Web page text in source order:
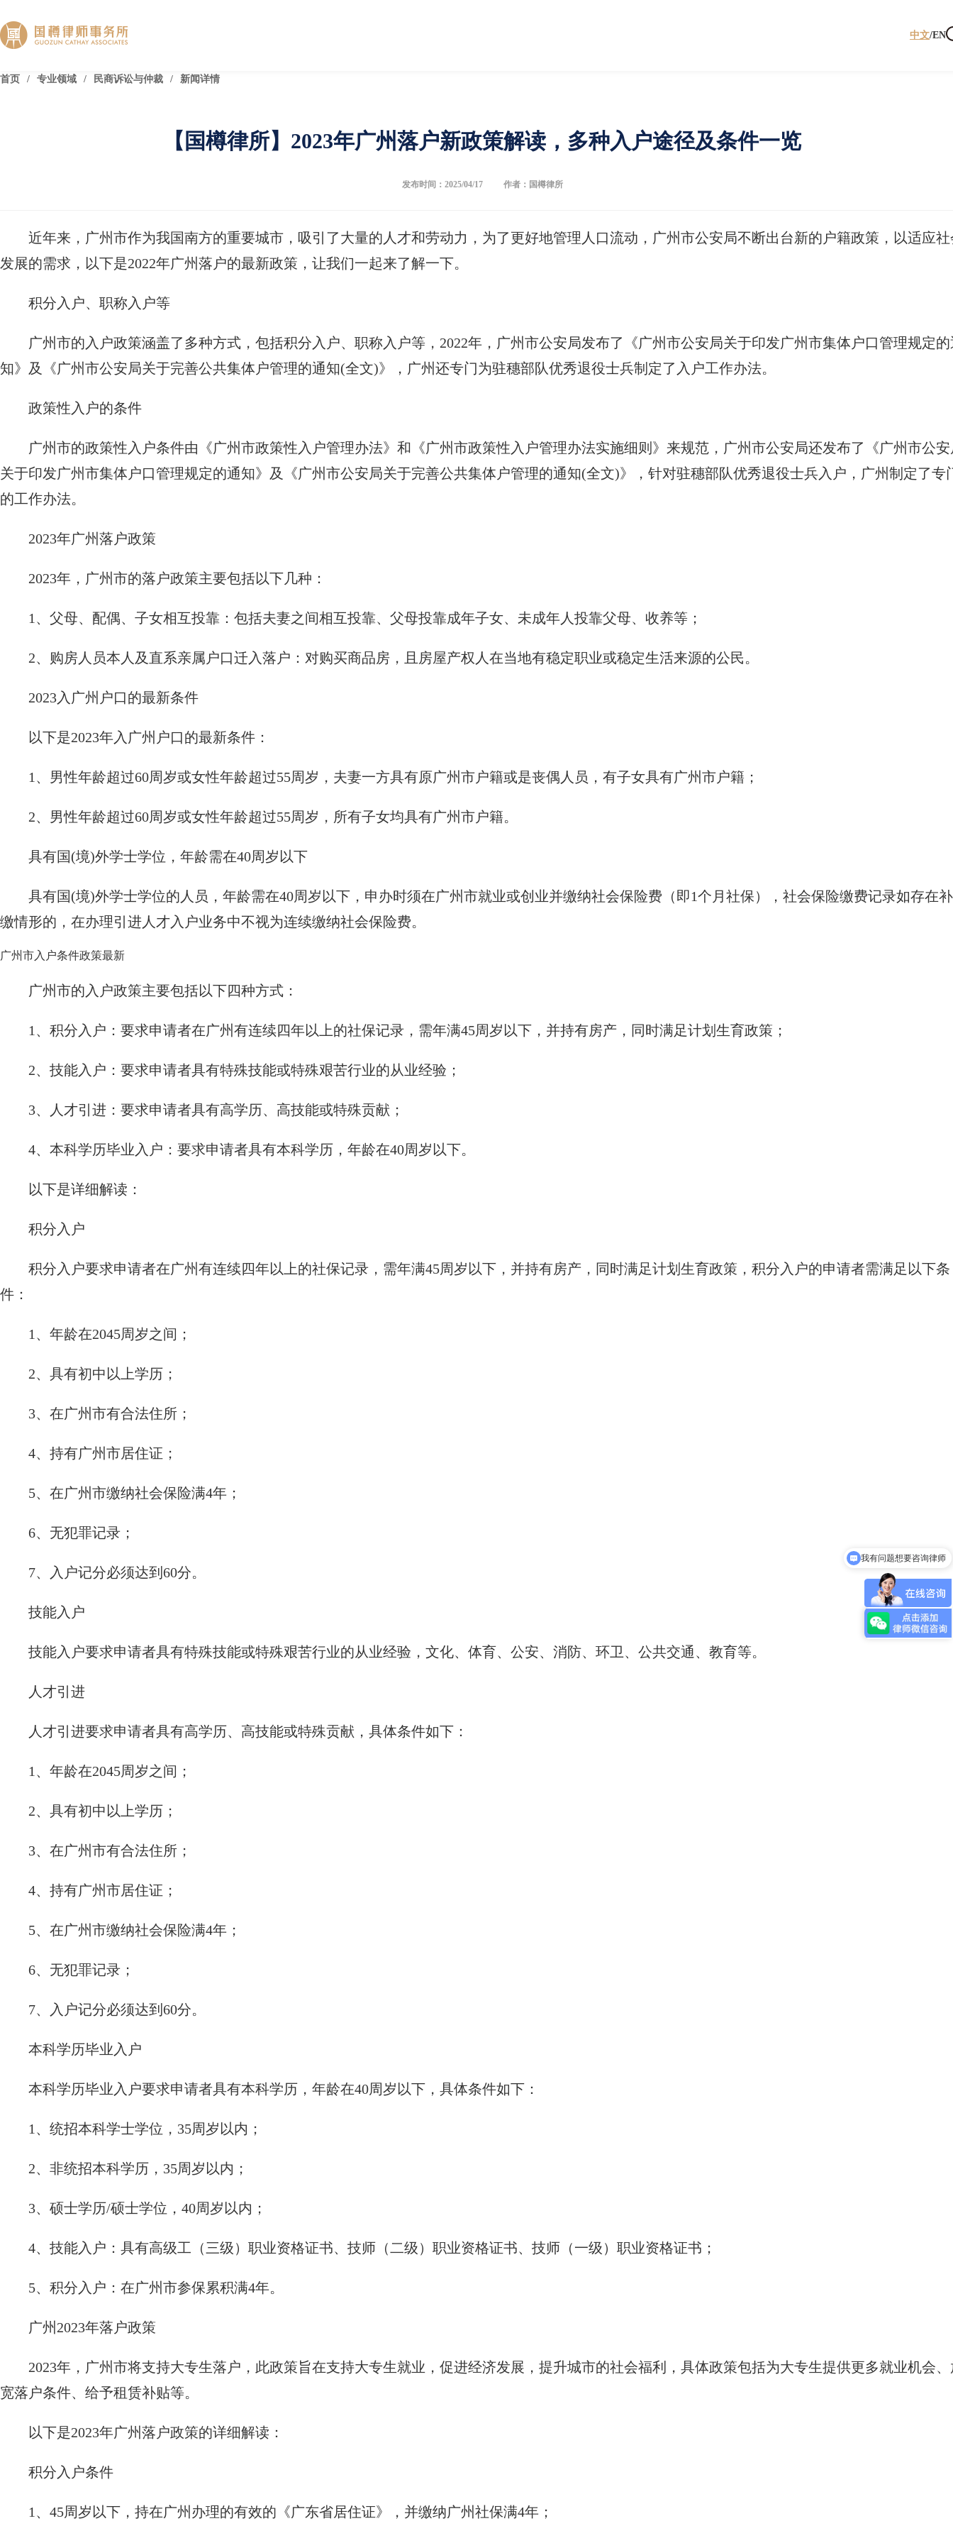
中文/EN
首页 / 专业领域 / 民商诉讼与仲裁 / 新闻详情
【国樽律所】2023年广州落户新政策解读，多种入户途径及条件一览
发布时间：2025/04/17 作者：国樽律所
近年来，广州市作为我国南方的重要城市，吸引了大量的人才和劳动力，为了更好地管理人口流动，广州市公安局不断出台新的户籍政策，以适应社
发展的需求，以下是2022年广州落户的最新政策，让我们一起来了解一下。
积分入户、职称入户等
广州市的入户政策涵盖了多种方式，包括积分入户、职称入户等，2022年，广州市公安局发布了《广州市公安局关于印发广州市集体户口管理规定的
知》及《广州市公安局关于完善公共集体户管理的通知(全文)》，广州还专门为驻穗部队优秀退役士兵制定了入户工作办法。
政策性入户的条件
广州市的政策性入户条件由《广州市政策性入户管理办法》和《广州市政策性入户管理办法实施细则》来规范，广州市公安局还发布了《广州市公安
关于印发广州市集体户口管理规定的通知》及《广州市公安局关于完善公共集体户管理的通知(全文)》，针对驻穗部队优秀退役士兵入户，广州制定了专
的工作办法。
2023年广州落户政策
2023年，广州市的落户政策主要包括以下几种：
1、父母、配偶、子女相互投靠：包括夫妻之间相互投靠、父母投靠成年子女、未成年人投靠父母、收养等；
2、购房人员本人及直系亲属户口迁入落户：对购买商品房，且房屋产权人在当地有稳定职业或稳定生活来源的公民。
2023入广州户口的最新条件
以下是2023年入广州户口的最新条件：
1、男性年龄超过60周岁或女性年龄超过55周岁，夫妻一方具有原广州市户籍或是丧偶人员，有子女具有广州市户籍；
2、男性年龄超过60周岁或女性年龄超过55周岁，所有子女均具有广州市户籍。
具有国(境)外学士学位，年龄需在40周岁以下
具有国(境)外学士学位的人员，年龄需在40周岁以下，申办时须在广州市就业或创业并缴纳社会保险费（即1个月社保），社会保险缴费记录如存在补
缴情形的，在办理引进人才入户业务中不视为连续缴纳社会保险费。
广州市入户条件政策最新
广州市的入户政策主要包括以下四种方式：
1、积分入户：要求申请者在广州有连续四年以上的社保记录，需年满45周岁以下，并持有房产，同时满足计划生育政策；
2、技能入户：要求申请者具有特殊技能或特殊艰苦行业的从业经验；
3、人才引进：要求申请者具有高学历、高技能或特殊贡献；
4、本科学历毕业入户：要求申请者具有本科学历，年龄在40周岁以下。
以下是详细解读：
积分入户
积分入户要求申请者在广州有连续四年以上的社保记录，需年满45周岁以下，并持有房产，同时满足计划生育政策，积分入户的申请者需满足以下条
件：
1、年龄在2045周岁之间；
2、具有初中以上学历；
3、在广州市有合法住所；
4、持有广州市居住证；
5、在广州市缴纳社会保险满4年；
6、无犯罪记录；
7、入户记分必须达到60分。
技能入户
技能入户要求申请者具有特殊技能或特殊艰苦行业的从业经验，文化、体育、公安、消防、环卫、公共交通、教育等。
人才引进
人才引进要求申请者具有高学历、高技能或特殊贡献，具体条件如下：
1、年龄在2045周岁之间；
2、具有初中以上学历；
3、在广州市有合法住所；
4、持有广州市居住证；
5、在广州市缴纳社会保险满4年；
6、无犯罪记录；
7、入户记分必须达到60分。
本科学历毕业入户
本科学历毕业入户要求申请者具有本科学历，年龄在40周岁以下，具体条件如下：
1、统招本科学士学位，35周岁以内；
2、非统招本科学历，35周岁以内；
3、硕士学历/硕士学位，40周岁以内；
4、技能入户：具有高级工（三级）职业资格证书、技师（二级）职业资格证书、技师（一级）职业资格证书；
5、积分入户：在广州市参保累积满4年。
广州2023年落户政策
2023年，广州市将支持大专生落户，此政策旨在支持大专生就业，促进经济发展，提升城市的社会福利，具体政策包括为大专生提供更多就业机会、
宽落户条件、给予租赁补贴等。
以下是2023年广州落户政策的详细解读：
积分入户条件
1、45周岁以下，持在广州办理的有效的《广东省居住证》，并缴纳广州社保满4年；